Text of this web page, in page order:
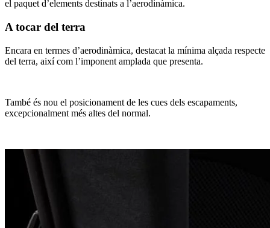
el paquet d’elements destinats a l’aerodinàmica.
A tocar del terra
Encara en termes d’aerodinàmica, destacat la mínima alçada respecte
del terra, així com l’imponent amplada que presenta.
També és nou el posicionament de les cues dels escapaments,
excepcionalment més altes del normal.